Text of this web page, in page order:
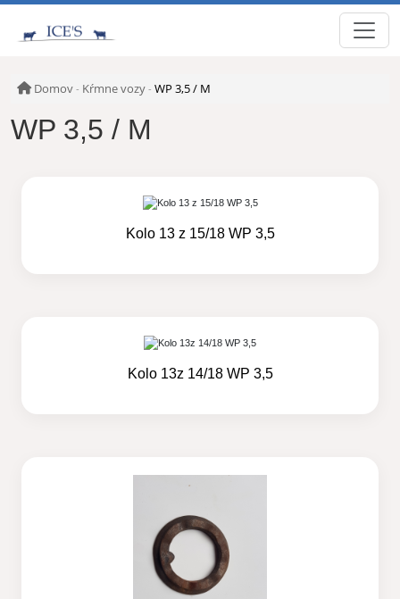
Domov - Kŕmne vozy - WP 3,5 / M
WP 3,5 / M
Kolo 13 z 15/18 WP 3,5
Kolo 13z 14/18 WP 3,5